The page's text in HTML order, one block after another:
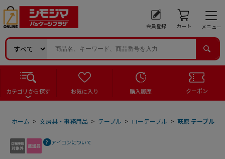
会員登録 カート メニュー
カテゴリから探す お気に入り 購入履歴 クーポン
ホーム > 文房具・事務用品 > テーブル > ローテーブル > 萩原 テーブル
アイコンについて